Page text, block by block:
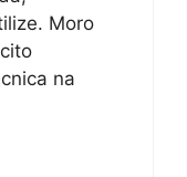
Moro
na